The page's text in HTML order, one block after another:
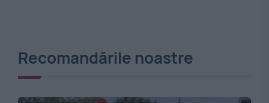
Recomandările noastre